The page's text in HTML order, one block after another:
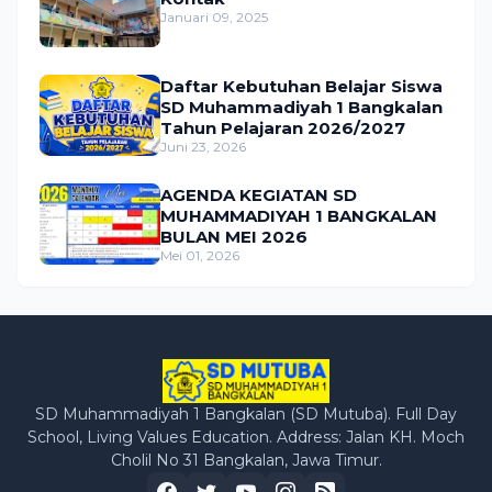
Januari 09, 2025
Daftar Kebutuhan Belajar Siswa
SD Muhammadiyah 1 Bangkalan
Tahun Pelajaran 2026/2027
Juni 23, 2026
AGENDA KEGIATAN SD
MUHAMMADIYAH 1 BANGKALAN
BULAN MEI 2026
Mei 01, 2026
SD Muhammadiyah 1 Bangkalan (SD Mutuba). Full Day
School, Living Values Education. Address: Jalan KH. Moch
Cholil No 31 Bangkalan, Jawa Timur.